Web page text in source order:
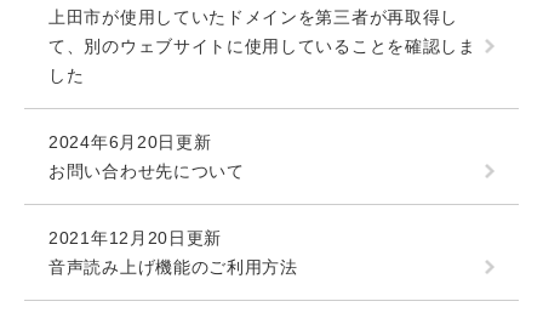
上田市が使用していたドメインを第三者が再取得し
て、別のウェブサイトに使用していることを確認しま
した
2024年6月20日更新
お問い合わせ先について
2021年12月20日更新
音声読み上げ機能のご利用方法